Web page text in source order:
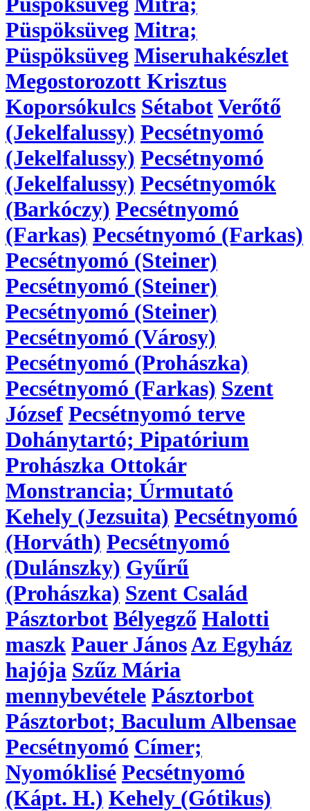
Püspöksüveg Mitra;
Püspöksüveg Miseruhakészlet
Megostorozott Krisztus
Koporsókulcs SétabotVerőtő
(Jekelfalussy) Pecsétnyomó
(Jekelfalussy) Pecsétnyomó
(Jekelfalussy) Pecsétnyomók
(Barkóczy) Pecsétnyomó
(Farkas) Pecsétnyomó (Farkas)
Pecsétnyomó (Steiner)
Pecsétnyomó (Steiner)
Pecsétnyomó (Steiner)
Pecsétnyomó (Városy)
Pecsétnyomó (Prohászka)
Pecsétnyomó (Farkas) Szent
József Pecsétnyomó terve
Dohánytartó; Pipatórium
Prohászka Ottokár
Monstrancia; Úrmutató
Kehely (Jezsuita) Pecsétnyomó
(Horváth) Pecsétnyomó
(Dulánszky) Gyűrű
(Prohászka) Szent Család
Pásztorbot Bélyegző Halotti
maszk Pauer JánosAz Egyház
hajója Szűz Mária
mennybevétele Pásztorbot
Pásztorbot; Baculum Albensae
Pecsétnyomó Címer;
Nyomóklisé Pecsétnyomó
(Kápt. H.) Kehely (Gótikus)